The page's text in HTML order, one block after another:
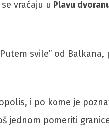
se vraćaju u Plavu
svile” od Balkana,
i po kome je
jednom pomeriti